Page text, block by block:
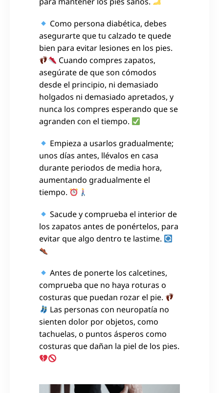
Como persona diabética, debes
asegurarte que tu calzado te quede
bien para evitar lesiones en los pies.
Cuando compres zapatos,
asegúrate de que son cómodos
desde el principio, ni demasiado
holgados ni demasiado apretados, y
nunca los compres esperando que se
agranden con el tiempo.
Empieza a usarlos gradualmente;
unos días antes, llévalos en casa
durante periodos de media hora,
aumentando gradualmente el
tiempo.
Sacude y comprueba el interior de
los zapatos antes de ponértelos, para
evitar que algo dentro te lastime.
Antes de ponerte los calcetines,
comprueba que no haya roturas o
costuras que puedan rozar el pie.
Las personas con neuropatía no
sienten dolor por objetos, como
tachuelas, o puntos ásperos como
costuras que dañan la piel de los pies.